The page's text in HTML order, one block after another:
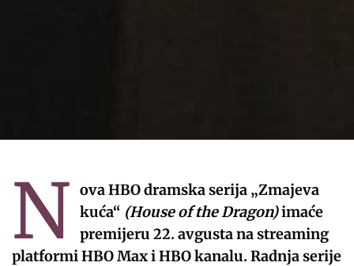
N ova HBO dramska serija „Zmajeva
kuća“ (House of the Dragon)imaće
premijeru 22. avgusta na streaming
platformi HBO Max i HBO kanalu. Radnja serije